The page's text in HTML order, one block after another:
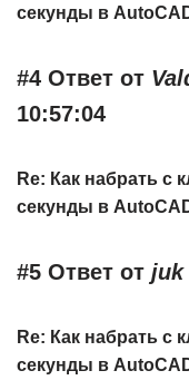
секунды в
#4 Ответ от
10:57:04
Re: Как набрать с
секунды в
#5 Ответ от juk
Re: Как набрать с
секунды в